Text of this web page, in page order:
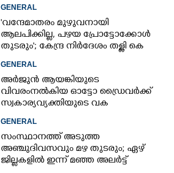
GENERAL
'വന്ദേമാതരം മുഴുവനായി
ആലപിക്കില്ല, പഴയ പ്രോട്ടോക്കോൾ
തുടരും'; കേന്ദ്ര നിർദേശം തള്ളി കെ
GENERAL
അർജുൻ ആയങ്കിയുടെ
വിവരംനൽകിയ ഓട്ടോ ഡ്രൈവർക്ക്
സ്വകാര്യവ്യക്തിയുടെ വക
ചെന്നിത്തല
GENERAL
സംസ്ഥാനത്ത് അടുത്ത
അ‌ഞ്ചുദിവസവും മഴ തുടരും; ഏഴ്
ജില്ലകളിൽ ഇന്ന് മഞ്ഞ അലർട്ട്